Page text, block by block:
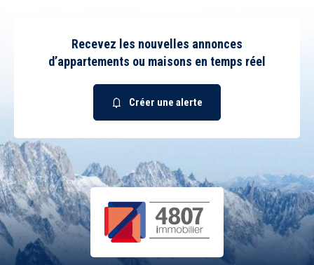
Recevez les nouvelles annonces
d’appartements ou maisons en temps réel
Créer une alerte